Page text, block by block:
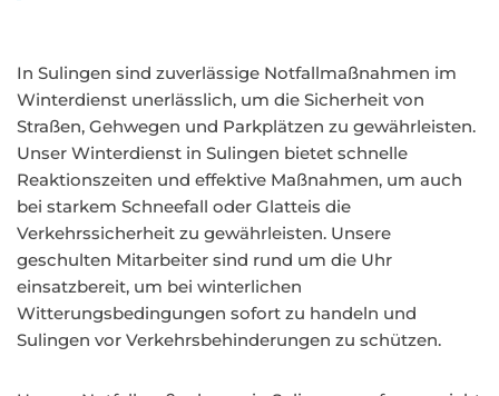
In Sulingen sind zuverlässige Notfallmaßnahmen im
Winterdienst unerlässlich, um die Sicherheit von
Straßen, Gehwegen und Parkplätzen zu gewährleisten.
Unser Winterdienst in Sulingen bietet schnelle
Reaktionszeiten und effektive Maßnahmen, um auch
bei starkem Schneefall oder Glatteis die
Verkehrssicherheit zu gewährleisten. Unsere
geschulten Mitarbeiter sind rund um die Uhr
einsatzbereit, um bei winterlichen
Witterungsbedingungen sofort zu handeln und
Sulingen vor Verkehrsbehinderungen zu schützen.